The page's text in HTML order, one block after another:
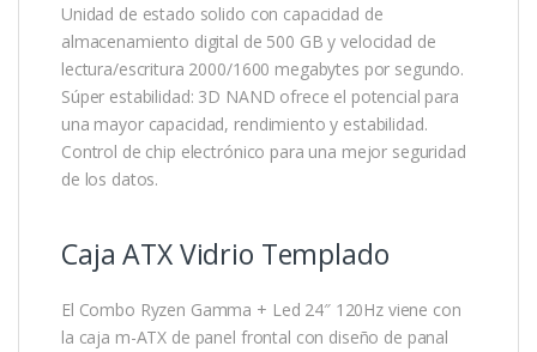
Unidad de estado solido con capacidad de
almacenamiento digital de 500 GB y velocidad de
lectura/escritura 2000/1600 megabytes por segundo.
Súper estabilidad: 3D NAND ofrece el potencial para
una mayor capacidad, rendimiento y estabilidad.
Control de chip electrónico para una mejor seguridad
de los datos.
Caja ATX Vidrio Templado
El Combo Ryzen Gamma + Led 24″ 120Hz viene con
la caja m-ATX de panel frontal con diseño de panal